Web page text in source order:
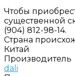
Чтобы
существенной
(904) 812-98-14.
Страна
Китай
Производитель
dali